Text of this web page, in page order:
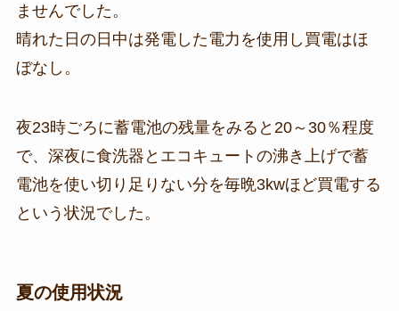
ませんでした。
晴れた日の日中は発電した電力を使用し買電はほ
ぼなし。
夜23時ごろに蓄電池の残量をみると20～30％程度
で、深夜に食洗器とエコキュートの沸き上げで蓄
電池を使い切り足りない分を毎晩3kwほど買電する
という状況でした。
夏の使用状況